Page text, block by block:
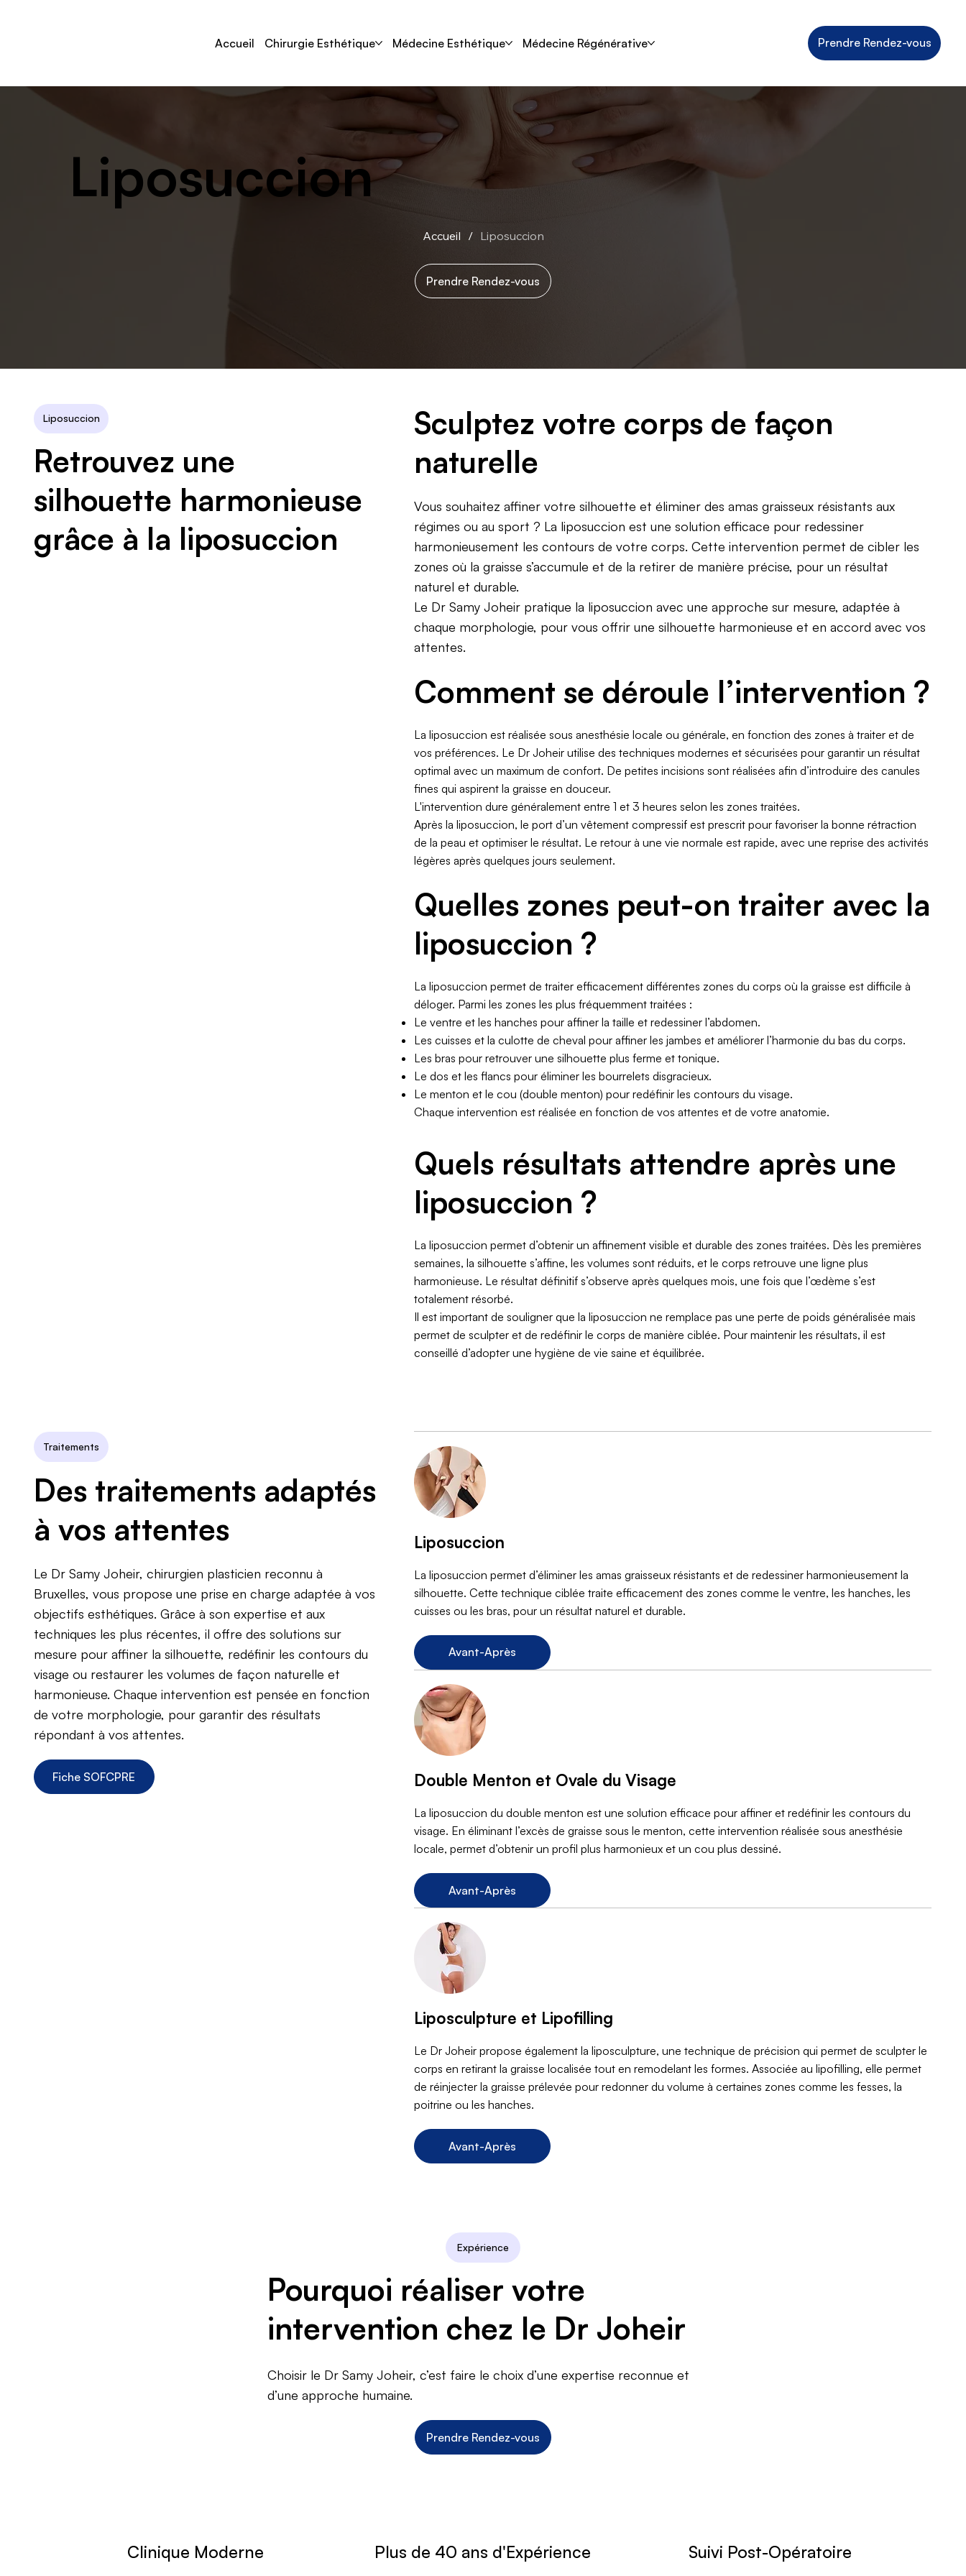
Prendre Rendez-vous
Accueil Chirurgie Esthétique Médecine Esthétique Médecine Régénérative
Liposuccion
Accueil / Liposuccion
Prendre Rendez-vous
Liposuccion
Retrouvez une
silhouette harmonieuse
grâce à la liposuccion
Sculptez votre corps de façon
naturelle
Vous souhaitez affiner votre silhouette et éliminer des amas graisseux résistants aux
régimes ou au sport ? La liposuccion est une solution efficace pour redessiner
harmonieusement les contours de votre corps. Cette intervention permet de cibler les
zones où la graisse s’accumule et de la retirer de manière précise, pour un résultat
naturel et durable.
Le Dr Samy Joheir pratique la liposuccion avec une approche sur mesure, adaptée à
chaque morphologie, pour vous offrir une silhouette harmonieuse et en accord avec vos
attentes.
Comment se déroule l’intervention ?
La liposuccion est réalisée sous anesthésie locale ou générale, en fonction des zones à traiter et de
vos préférences. Le Dr Joheir utilise des techniques modernes et sécurisées pour garantir un résultat
optimal avec un maximum de confort. De petites incisions sont réalisées afin d’introduire des canules
fines qui aspirent la graisse en douceur.
L'intervention dure généralement entre 1 et 3 heures selon les zones traitées.
Après la liposuccion, le port d’un vêtement compressif est prescrit pour favoriser la bonne rétraction
de la peau et optimiser le résultat. Le retour à une vie normale est rapide, avec une reprise des activités
légères après quelques jours seulement.
Quelles zones peut-on traiter avec la
liposuccion ?
La liposuccion permet de traiter efficacement différentes zones du corps où la graisse est difficile à
déloger. Parmi les zones les plus fréquemment traitées :
Le ventre et les hanches pour affiner la taille et redessiner l’abdomen.
Les cuisses et la culotte de cheval pour affiner les jambes et améliorer l’harmonie du bas du corps.
Les bras pour retrouver une silhouette plus ferme et tonique.
Le dos et les flancs pour éliminer les bourrelets disgracieux.
Le menton et le cou (double menton) pour redéfinir les contours du visage.
Chaque intervention est réalisée en fonction de vos attentes et de votre anatomie.
Quels résultats attendre après une
liposuccion ?
La liposuccion permet d’obtenir un affinement visible et durable des zones traitées. Dès les premières
semaines, la silhouette s’affine, les volumes sont réduits, et le corps retrouve une ligne plus
harmonieuse. Le résultat définitif s’observe après quelques mois, une fois que l’œdème s’est
totalement résorbé.
Il est important de souligner que la liposuccion ne remplace pas une perte de poids généralisée mais
permet de sculpter et de redéfinir le corps de manière ciblée. Pour maintenir les résultats, il est
conseillé d’adopter une hygiène de vie saine et équilibrée.
Traitements
Des traitements adaptés
à vos attentes
Le Dr Samy Joheir, chirurgien plasticien reconnu à
Bruxelles, vous propose une prise en charge adaptée à vos
objectifs esthétiques. Grâce à son expertise et aux
techniques les plus récentes, il offre des solutions sur
mesure pour affiner la silhouette, redéfinir les contours du
visage ou restaurer les volumes de façon naturelle et
harmonieuse. Chaque intervention est pensée en fonction
de votre morphologie, pour garantir des résultats
répondant à vos attentes.
Fiche SOFCPRE
Liposuccion
La liposuccion permet d’éliminer les amas graisseux résistants et de redessiner harmonieusement la
silhouette. Cette technique ciblée traite efficacement des zones comme le ventre, les hanches, les
cuisses ou les bras, pour un résultat naturel et durable.
Avant-Après
Double Menton et Ovale du Visage
La liposuccion du double menton est une solution efficace pour affiner et redéfinir les contours du
visage. En éliminant l’excès de graisse sous le menton, cette intervention réalisée sous anesthésie
locale, permet d’obtenir un profil plus harmonieux et un cou plus dessiné.
Avant-Après
Liposculpture et Lipofilling
Le Dr Joheir propose également la liposculpture, une technique de précision qui permet de sculpter le
corps en retirant la graisse localisée tout en remodelant les formes. Associée au lipofilling, elle permet
de réinjecter la graisse prélevée pour redonner du volume à certaines zones comme les fesses, la
poitrine ou les hanches.
Avant-Après
Expérience
Pourquoi réaliser votre
intervention chez le Dr Joheir
Choisir le Dr Samy Joheir, c’est faire le choix d’une expertise reconnue et
d’une approche humaine.
Prendre Rendez-vous
Clinique Moderne